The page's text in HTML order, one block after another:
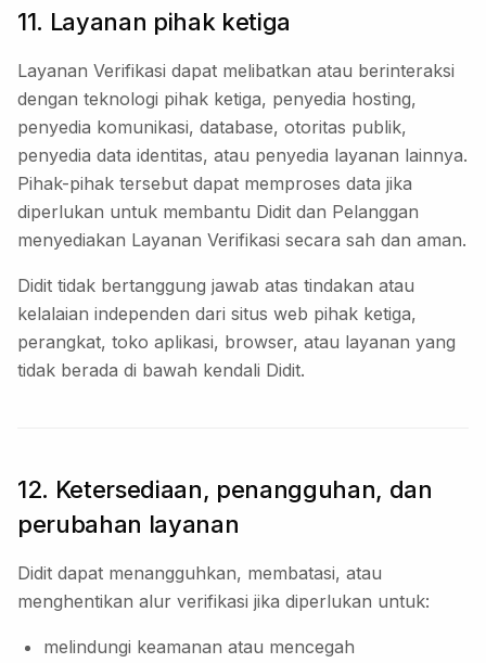
11. Layanan pihak ketiga
Layanan Verifikasi dapat melibatkan atau berinteraksi
dengan teknologi pihak ketiga, penyedia hosting,
penyedia komunikasi, database, otoritas publik,
penyedia data identitas, atau penyedia layanan lainnya.
Pihak-pihak tersebut dapat memproses data jika
diperlukan untuk membantu Didit dan Pelanggan
menyediakan Layanan Verifikasi secara sah dan aman.
Didit tidak bertanggung jawab atas tindakan atau
kelalaian independen dari situs web pihak ketiga,
perangkat, toko aplikasi, browser, atau layanan yang
tidak berada di bawah kendali Didit.
12. Ketersediaan, penangguhan, dan
perubahan layanan
Didit dapat menangguhkan, membatasi, atau
menghentikan alur verifikasi jika diperlukan untuk:
melindungi keamanan atau mencegah